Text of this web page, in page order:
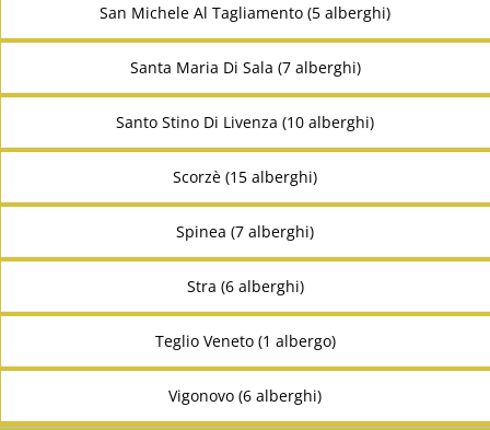
San Michele Al Tagliamento (5 alberghi)
Santa Maria Di Sala (7 alberghi)
Santo Stino Di Livenza (10 alberghi)
Scorzè (15 alberghi)
Spinea (7 alberghi)
Stra (6 alberghi)
Teglio Veneto (1 albergo)
Vigonovo (6 alberghi)